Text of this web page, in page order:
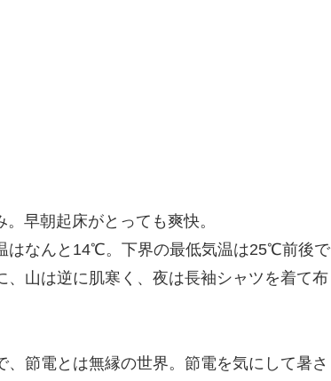
早朝起床がとっても爽快。
はなんと14℃。下界の最低気温は25℃前後で
山は逆に肌寒く、夜は長袖シャツを着て布
節電とは無縁の世界。節電を気にして暑さ